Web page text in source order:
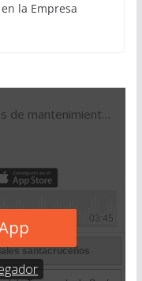
la Empresa